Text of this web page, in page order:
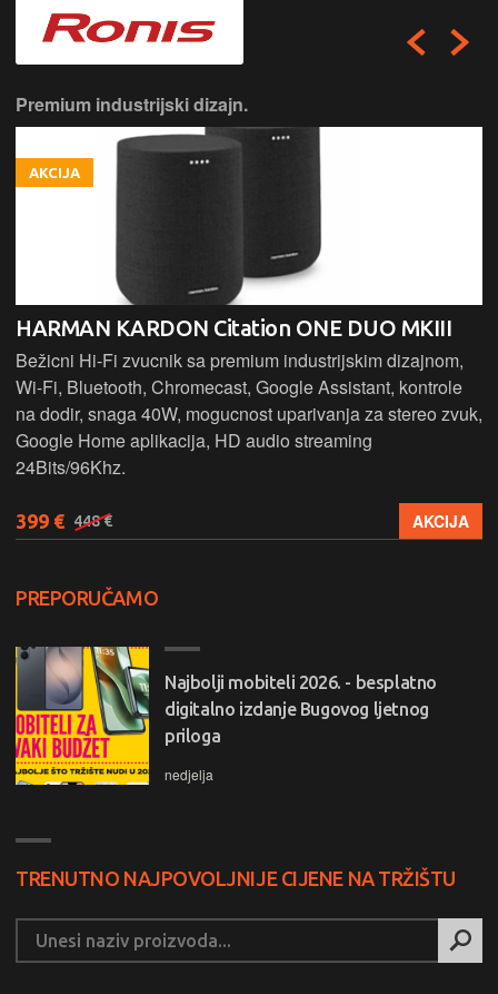
Premium industrijski dizajn.
AKCIJA
HARMAN KARDON Citation ONE DUO MKIII
Bežicni Hi-Fi zvucnik sa premium industrijskim dizajnom,
Wi-Fi, Bluetooth, Chromecast, Google Assistant, kontrole
na dodir, snaga 40W, mogucnost uparivanja za stereo zvuk,
Google Home aplikacija, HD audio streaming
24Bits/96Khz.
399 € 448 € AKCIJA
PREPORUČAMO
Najbolji mobiteli 2026. - besplatno
digitalno izdanje Bugovog ljetnog
priloga
nedjelja
TRENUTNO NAJPOVOLJNIJE CIJENE NA TRŽIŠTU